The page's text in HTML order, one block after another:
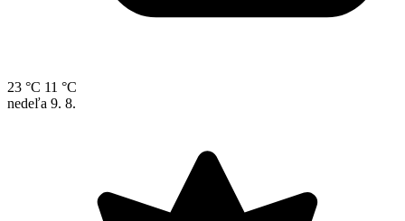
23 °C 11 °C
nedeľa 9. 8.